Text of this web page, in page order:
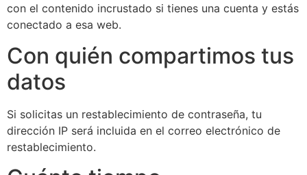
con el contenido incrustado si tienes una cuenta y estás
conectado a esa web.
Con quién compartimos tus
datos
Si solicitas un restablecimiento de contraseña, tu
dirección IP será incluida en el correo electrónico de
restablecimiento.